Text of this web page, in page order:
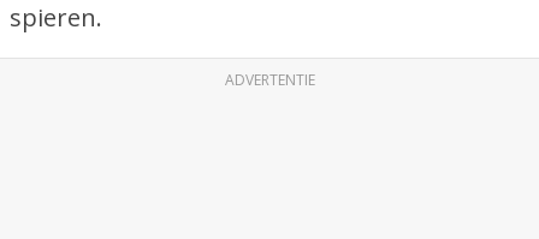
spieren.
ADVERTENTIE